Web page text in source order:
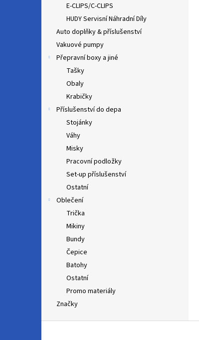
E-CLIPS/C-CLIPS
HUDY Servisní Náhradní Díly
Auto doplňky & příslušenství
Vakuové pumpy
Přepravní boxy a jiné
Tašky
Obaly
Krabičky
Příslušenství do depa
Stojánky
Váhy
Misky
Pracovní podložky
Set-up příslušenství
Ostatní
Oblečení
Trička
Mikiny
Bundy
Čepice
Batohy
Ostatní
Promo materiály
Značky